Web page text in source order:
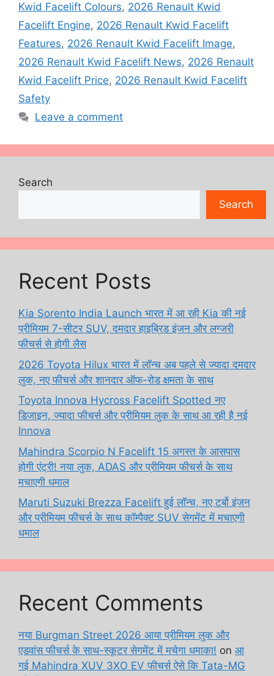
Kwid Facelift Colours, 2026 Renault Kwid
Facelift Engine, 2026 Renault Kwid Facelift
Features, 2026 Renault Kwid Facelift Image,
2026 Renault Kwid Facelift News, 2026 Renault
Kwid Facelift Price, 2026 Renault Kwid Facelift
Safety
Leave a comment
Search
Search
Recent Posts
Kia Sorento India Launch भारत में आ रही Kia की नई
प्रीमियम 7-सीटर SUV, दमदार हाइब्रिड इंजन और लग्जरी
फीचर्स से होगी लैस
2026 Toyota Hilux भारत में लॉन्च अब पहले से ज्यादा दमदार
लुक, नए फीचर्स और शानदार ऑफ-रोड क्षमता के साथ
Toyota Innova Hycross Facelift Spotted नए
डिजाइन, ज्यादा फीचर्स और प्रीमियम लुक के साथ आ रही है नई
Innova
Mahindra Scorpio N Facelift 15 अगस्त के आसपास
होगी एंट्री! नया लुक, ADAS और प्रीमियम फीचर्स के साथ
मचाएगी धमाल
Maruti Suzuki Brezza Facelift हुई लॉन्च, नए टर्बो इंजन
और प्रीमियम फीचर्स के साथ कॉम्पैक्ट SUV सेगमेंट में मचाएगी
धमाल
Recent Comments
नया Burgman Street 2026 आया प्रीमियम लुक और
एडवांस फीचर्स के साथ-स्कूटर सेगमेंट में मचेगा धमाका! on आ
गई Mahindra XUV 3XO EV फीचर्स ऐसे कि Tata-MG